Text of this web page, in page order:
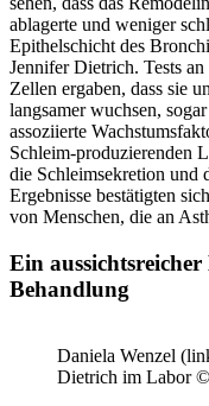
ablagerte und weniger
Epithelschicht des
Jennifer Dietrich. Tests
Zellen ergaben, dass sie
langsamer wuchsen,
assoziierte
Schleim-produzierenden
die Schleimsekretion und
Ergebnisse bestätigten
von Menschen, die an
Ein
Behandlung
Daniela Wenzel
Dietrich im Labor